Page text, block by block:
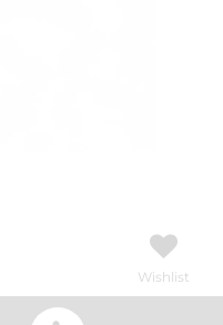
Wishlist